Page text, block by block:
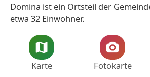
Domina ist ein Ortsteil der
etwa 32 Einwohner.
Karte Fotokarte